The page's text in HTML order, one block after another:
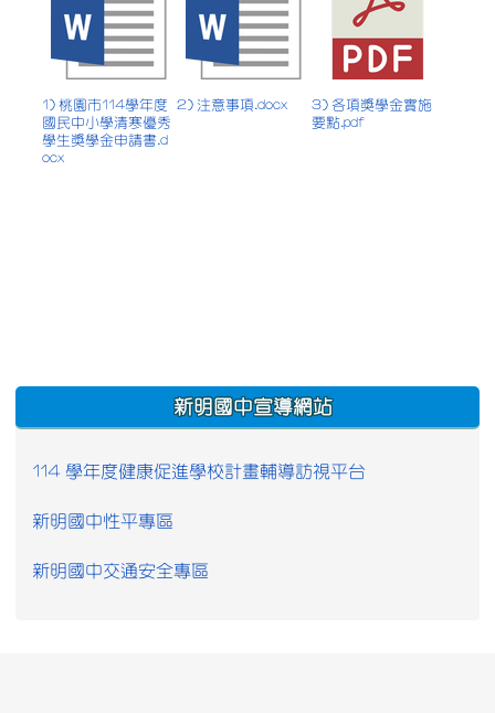
1) 桃園市114學年度
國民中小學清寒優秀
學生獎學金申請書.d
ocx
2) 注意事項.docx
3) 各項獎學金實施
要點.pdf
:::
新明國中宣導網站
114 學年度健康促進學校計畫輔導訪視平台
新明國中性平專區
新明國中交通安全專區